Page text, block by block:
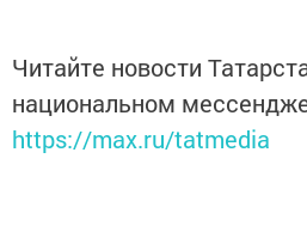
Читайте новости
национальном
https://max.ru/tatmedia